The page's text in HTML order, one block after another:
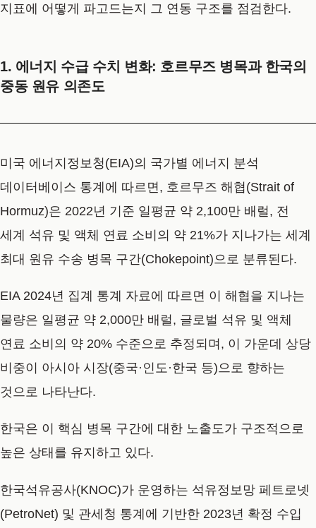
지표에 어떻게 파고드는지 그 연동 구조를 점검한다.
1. 에너지 수급 수치 변화: 호르무즈 병목과 한국의
중동 원유 의존도
미국 에너지정보청(EIA)의 국가별 에너지 분석
데이터베이스 통계에 따르면, 호르무즈 해협(Strait of
Hormuz)은 2022년 기준 일평균 약 2,100만 배럴, 전
세계 석유 및 액체 연료 소비의 약 21%가 지나가는 세계
최대 원유 수송 병목 구간(Chokepoint)으로 분류된다.
EIA 2024년 집계 통계 자료에 따르면 이 해협을 지나는
물량은 일평균 약 2,000만 배럴, 글로벌 석유 및 액체
연료 소비의 약 20% 수준으로 추정되며, 이 가운데 상당
비중이 아시아 시장(중국·인도·한국 등)으로 향하는
것으로 나타난다.
한국은 이 핵심 병목 구간에 대한 노출도가 구조적으로
높은 상태를 유지하고 있다.
한국석유공사(KNOC)가 운영하는 석유정보망 페트로넷
(PetroNet) 및 관세청 통계에 기반한 2023년 확정 수입